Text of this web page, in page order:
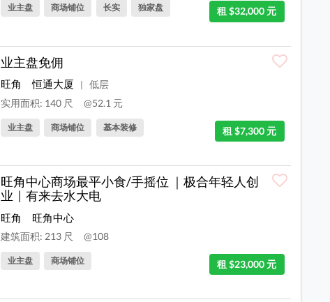
租 $32,000 元
业主盘 商场铺位 长实 独家盘
业主盘免佣
旺角 恒通大厦 |
低层
实用面积: 140 尺
@52.1 元
租 $7,300 元
业主盘 商场铺位 基本装修
旺角中心商场最平小食/手摇位 ｜极合年轻人创
业｜有来去水大电
旺角 旺角中心
建筑面积: 213 尺 @108
租 $23,000 元
业主盘 商场铺位